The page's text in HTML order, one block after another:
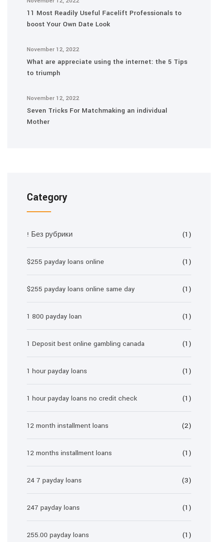
11 Most Readily Useful Facelift Professionals to
boost Your Own Date Look
November 12, 2022
What are appreciate using the internet: the 5 Tips
to triumph
November 12, 2022
Seven Tricks For Matchmaking an individual
Mother
Category
! Без рубрики (1)
$255 payday loans online (1)
$255 payday loans online same day (1)
1 800 payday loan (1)
1 Deposit best online gambling canada (1)
1 hour payday loans (1)
1 hour payday loans no credit check (1)
12 month installment loans (2)
12 months installment loans (1)
24 7 payday loans (3)
247 payday loans (1)
255.00 payday loans (1)